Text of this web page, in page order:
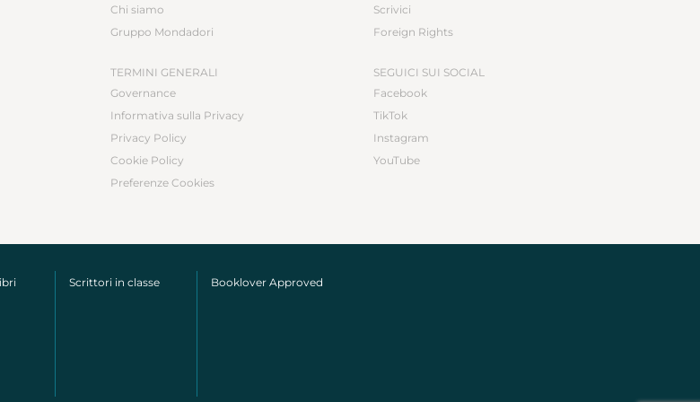
Chi siamo
Gruppo Mondadori
TERMINI GENERALI
Governance
Informativa sulla Privacy
Privacy Policy
Cookie Policy
Preferenze Cookies
Scrivici
Foreign Rights
SEGUICI SUI SOCIAL
Facebook
TikTok
Instagram
YouTube
Scrittori in classe Booklover Approved